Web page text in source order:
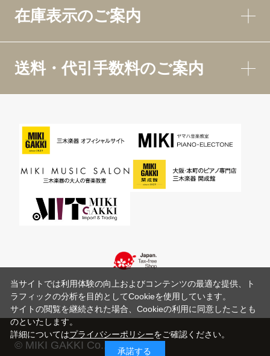
在庫表示のご案内
送料・代引手数料のご案内
© MIKI GAKKI Co.,Ltd.
当サイトでは利用体験の向上およびコンテンツの最適な提供、ト
ラフィックの分析を目的としてCookieを使用しています。
サイトの閲覧を継続された場合、Cookieの利用に同意したことも
のといたします。
詳細についてはプライバシーポリシーをご確認ください。
承諾する